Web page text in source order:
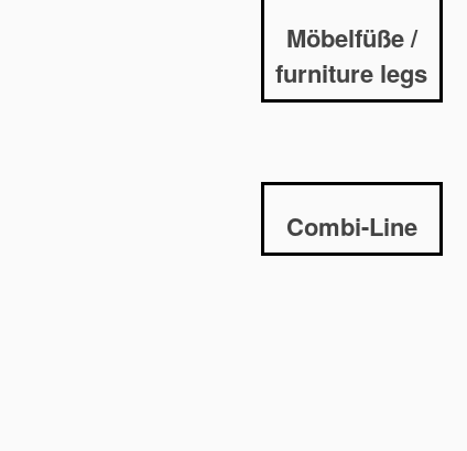
Möbelfüße /
furniture legs
Combi-Line